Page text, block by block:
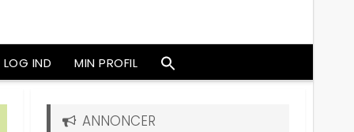
LOG IND MIN PROFIL
ANNONCER